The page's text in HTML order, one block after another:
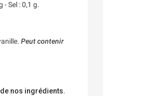
Sel : 0,1 g.
Peut contenir
nos ingrédients.